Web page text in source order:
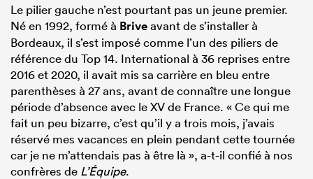
Le pilier gauche n’est pourtant pas un jeune premier.
Né en 1992, formé à Briveavant de s’installer à
Bordeaux, il s’est imposé comme l’un des piliers de
référence du Top 14. International à 36 reprises entre
2016 et 2020, il avait mis sa carrière en bleu entre
parenthèses à 27 ans, avant de connaître une longue
période d’absence avec le XV de France. « Ce qui me
fait un peu bizarre, c’est qu’il y a trois mois, j’avais
réservé mes vacances en plein pendant cette tournée
car je ne m’attendais pas à être là », a-t-il confié à nos
confrères de L’Équipe.